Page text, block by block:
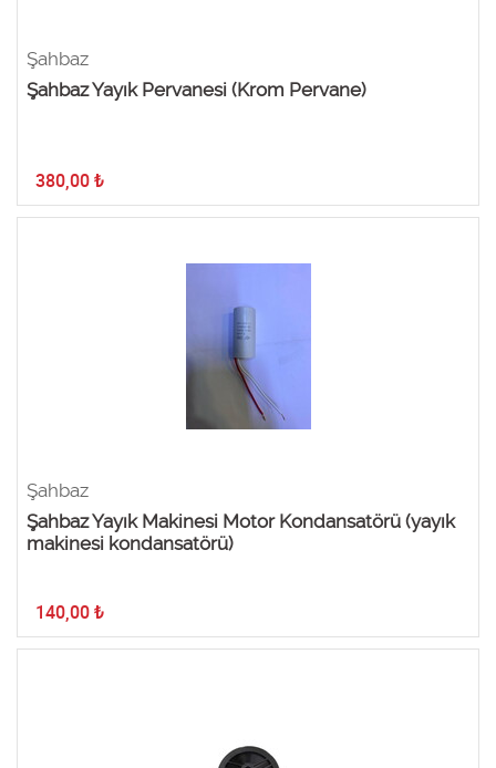
Şahbaz
Şahbaz Yayık Pervanesi (Krom Pervane)
380,00 ₺
Şahbaz
Şahbaz Yayık Makinesi Motor Kondansatörü (yayık
makinesi kondansatörü)
140,00 ₺